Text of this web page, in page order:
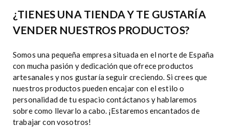
¿TIENES UNA TIENDA Y TE GUSTARÍA
VENDER NUESTROS PRODUCTOS?
Somos una pequeña empresa situada en el norte de España
con mucha pasión y dedicación que ofrece productos
artesanales y nos gustaría seguir creciendo. Si crees que
nuestros productos pueden encajar con el estilo o
personalidad de tu espacio contáctanos y hablaremos
sobre como llevarlo a cabo. ¡Estaremos encantados de
trabajar con vosotros!